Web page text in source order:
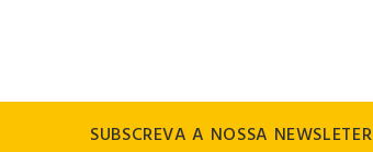
SUBSCREVA A NOSSA NEWSLETER